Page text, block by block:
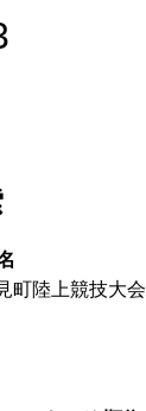
町陸上競技大会